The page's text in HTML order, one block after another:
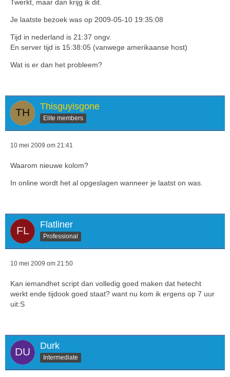
Twerkt, maar dan krijg ik dit.
Je laatste bezoek was op 2009-05-10 19:35:08
Tijd in nederland is 21:37 ongv.
En server tijd is 15:38:05 (vanwege amerikaanse host)
Wat is er dan het probleem?
Thisguyisgone
Elite members
10 mei 2009 om 21:41
Waarom nieuwe kolom?
In online wordt het al opgeslagen wanneer je laatst on was.
Flatliner
Professional
10 mei 2009 om 21:50
Kan iemandhet script dan volledig goed maken dat hetecht
werkt ende tijdook goed staat? want nu kom ik ergens op 7 uur
uit:S
Durk
Intermediate